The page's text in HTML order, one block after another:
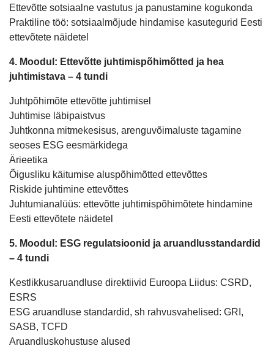
Ettevõtte sotsiaalne vastutus ja panustamine kogukonda
Praktiline töö: sotsiaalmõjude hindamise kasutegurid Eesti
ettevõtete näidetel
4. Moodul: Ettevõtte juhtimispõhimõtted ja hea
juhtimistava – 4 tundi
Juhtpõhimõte ettevõtte juhtimisel
Juhtimise läbipaistvus
Juhtkonna mitmekesisus, arenguvõimaluste tagamine
seoses ESG eesmärkidega
Ärieetika
Õigusliku käitumise aluspõhimõtted ettevõttes
Riskide juhtimine ettevõttes
Juhtumianalüüs: ettevõtte juhtimispõhimõtete hindamine
Eesti ettevõtete näidetel
5. Moodul: ESG regulatsioonid ja aruandlusstandardid
– 4 tundi
Kestlikkusaruandluse direktiivid Euroopa Liidus: CSRD,
ESRS
ESG aruandluse standardid, sh rahvusvahelised: GRI,
SASB, TCFD
Aruandluskohustuse alused